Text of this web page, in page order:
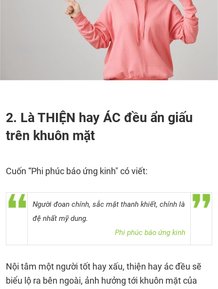
2. Là THIỆN hay ÁC đều ẩn giấu
trên khuôn mặt
Cuốn “Phi phúc báo ứng kinh" có viết:
Người đoan chính, sắc mặt thanh khiết, chính là
đệ nhất mỹ dung.
Phi phúc báo ứng kinh
Nội tâm một người tốt hay xấu, thiện hay ác đều sẽ
biểu lộ ra bên ngoài, ảnh hưởng tới khuôn mặt của